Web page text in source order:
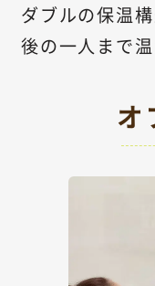
ダブルの保温
後の一人まで温
オ